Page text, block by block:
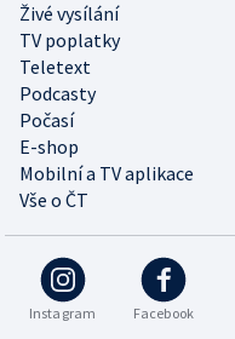
Živé vysílání
TV poplatky
Teletext
Podcasty
Počasí
E-shop
Mobilní a TV aplikace
Vše o ČT
Instagram Facebook